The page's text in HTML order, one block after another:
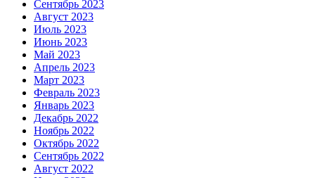
Сентябрь 2023
Август 2023
Июль 2023
Июнь 2023
Май 2023
Апрель 2023
Март 2023
Февраль 2023
Январь 2023
Декабрь 2022
Ноябрь 2022
Октябрь 2022
Сентябрь 2022
Август 2022